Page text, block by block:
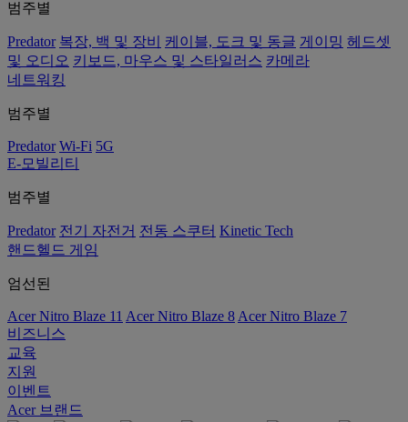
범주별
Predator 복장, 백 및 장비 케이블, 도크 및 동글 게이밍 헤드셋
및 오디오 키보드, 마우스 및 스타일러스 카메라
네트워킹
범주별
Predator Wi-Fi 5G
E-모빌리티
범주별
Predator 전기 자전거 전동 스쿠터 Kinetic Tech
핸드헬드 게임
엄선된
Acer Nitro Blaze 11 Acer Nitro Blaze 8 Acer Nitro Blaze 7
비즈니스
교육
지원
이벤트
Acer 브랜드